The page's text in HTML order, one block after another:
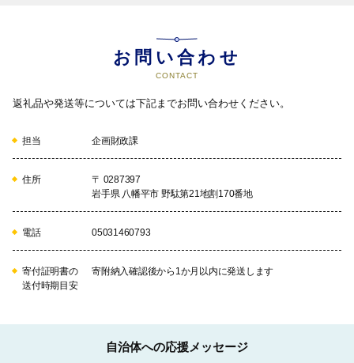
お問い合わせ
CONTACT
返礼品や発送等については下記までお問い合わせください。
担当 企画財政課
住所
〒 0287397
岩手県 八幡平市 野駄第21地割170番地
電話 05031460793
寄付証明書の
送付時期目安
寄附納入確認後から1か月以内に発送します
自治体への応援メッセージ